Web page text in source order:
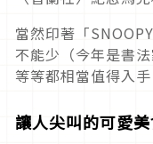
當然印著「
不能少（今年是書
等等都相當值得入手
讓人尖叫的可愛